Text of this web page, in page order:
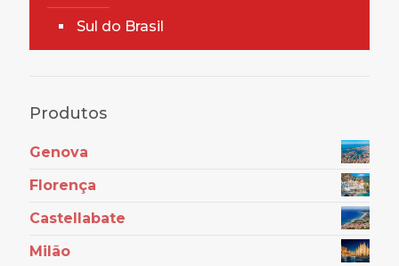
Sul do Brasil
Produtos
Genova
Florença
Castellabate
Milão